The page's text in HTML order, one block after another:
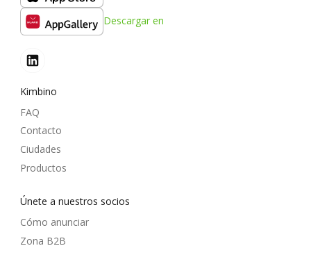
Descargar en
Kimbino
FAQ
Contacto
Ciudades
Productos
Únete a nuestros socios
Cómo anunciar
Zona B2B